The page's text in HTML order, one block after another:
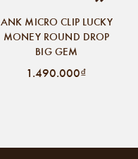
ANK MICRO CLIP LUCKY
MONEY ROUND DROP
BIG GEM
1.490.000₫